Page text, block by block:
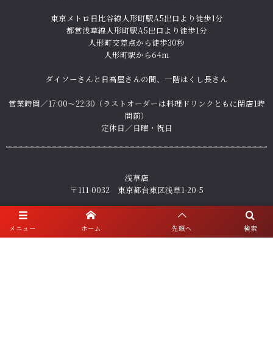
東京メトロ日比谷線人形町駅A5出口より徒歩1分
都営浅草線人形町駅A5出口より徒歩1分
人形町交差点から徒歩30秒
人形町駅から64m
ダイソーさんと日高屋さんの間、一階はくし長さん
営業時間／17:00～22:30（ラストオーダーは料理ドリンクともに閉店1時
間前）
定休日／日曜・祝日
浅草店
〒111-0032 東京都台東区浅草1-20-5
営業時間／日・祝日 17:00～22:00／月、水〜土 17:00～22:30（ラストオ
ーダーは料理ドリンクともに閉店1時間前）
定休日／火曜、年末年始
メニュー 検索
ホーム 先頭へ